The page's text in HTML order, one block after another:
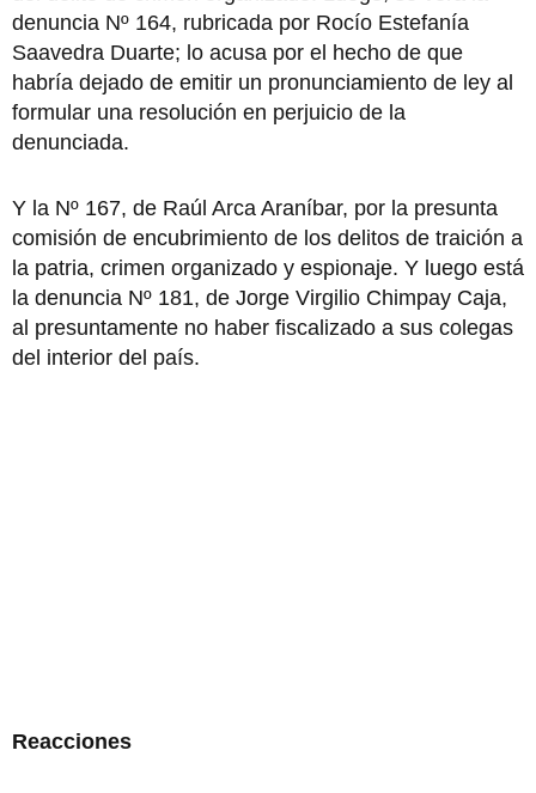
denuncia Nº 164, rubricada por Rocío Estefanía
Saavedra Duarte; lo acusa por el hecho de que
habría dejado de emitir un pronunciamiento de ley al
formular una resolución en perjuicio de la
denunciada.
Y la Nº 167, de Raúl Arca Araníbar, por la presunta
comisión de encubrimiento de los delitos de traición a
la patria, crimen organizado y espionaje. Y luego está
la denuncia Nº 181, de Jorge Virgilio Chimpay Caja,
al presuntamente no haber fiscalizado a sus colegas
del interior del país.
Reacciones